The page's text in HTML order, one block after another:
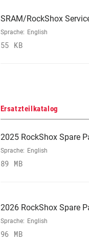
SRAM/RockShox
Sprache: English
55 KB
Ersatzteilkatalog
2025 RockShox Spare
Sprache: English
89 MB
2026 RockShox Spare
Sprache: English
96 MB